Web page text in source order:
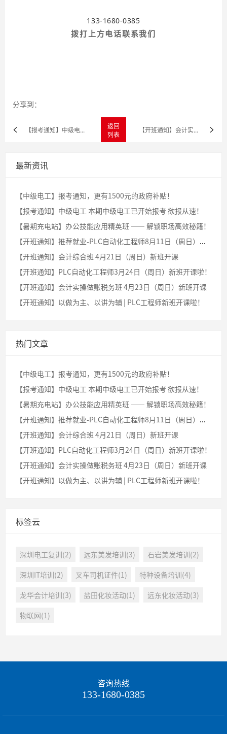
133-1680-0385
拨打上方电话联系我们
分享到：
【报考通知】中级电工 本期中级电工已开始报考 欲报从速！
返回
列表
【开班通知】会计实操做账税务班 4月23日（周日）新班开课
最新资讯
【中级电工】报考通知，更有1500元的政府补贴！
【报考通知】中级电工 本期中级电工已开始报考 欲报从速！
【暑期充电站】办公技能应用精英班 —— 解锁职场高效秘籍！
【开班通知】推荐就业-PLC自动化工程师8月11日（周日）新班开课啦！
【开班通知】会计综合班 4月21日（周日）新班开课
【开班通知】PLC自动化工程师3月24日（周日）新班开课啦！
【开班通知】会计实操做账税务班 4月23日（周日）新班开课
【开班通知】以做为主、以讲为辅 | PLC工程师新班开课啦！
热门文章
【中级电工】报考通知，更有1500元的政府补贴！
【报考通知】中级电工 本期中级电工已开始报考 欲报从速！
【暑期充电站】办公技能应用精英班 —— 解锁职场高效秘籍！
【开班通知】推荐就业-PLC自动化工程师8月11日（周日）新班开课啦！
【开班通知】会计综合班 4月21日（周日）新班开课
【开班通知】PLC自动化工程师3月24日（周日）新班开课啦！
【开班通知】会计实操做账税务班 4月23日（周日）新班开课
【开班通知】以做为主、以讲为辅 | PLC工程师新班开课啦！
标签云
深圳电工复训(2) 远东美发培训(3)
石岩美发培训(2)
深圳IT培训(2)
叉车司机证件(1)
特种设备培训(4)
龙华会计培训(3)
盐田化妆活动(1)
远东化妆活动(3)
物联网(1)
咨询热线
133-1680-0385